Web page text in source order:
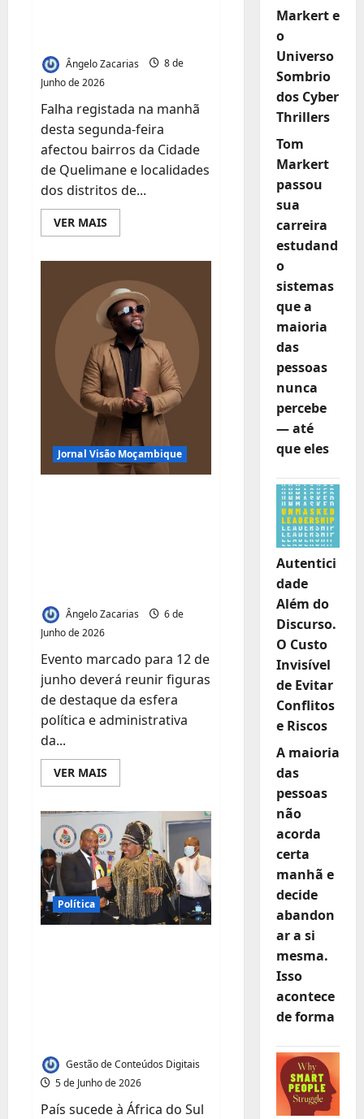
Ângelo Zacarias
8 de
Junho de 2026
Falha registada na manhã
desta segunda-feira
afectou bairros da Cidade
de Quelimane e localidades
dos distritos de...
VER MAIS
mais
Subestação
Intermédia
Deixa
Vastas
Zonas
da
Zambézia
Sem
Energia
Eléctrica
Jornal Visão Moçambique
Ângelo Zacarias
6 de
Junho de 2026
Evento marcado para 12 de
junho deverá reunir figuras
de destaque da esfera
política e administrativa
da...
VER MAIS
mais
Edu
Anuncia
Espetáculo
Especial
Alusivo
ao
Seu
Aniversário
na
Matola
Política
Gestão de Conteúdos Digitais
5 de Junho de 2026
País sucede à África do Sul
Markert e
o
Universo
Sombrio
dos Cyber
Thrillers
Tom
Markert
passou
sua
carreira
estudand
o
sistemas
que a
maioria
das
pessoas
nunca
percebe
— até
que eles
Autentici
dade
Além do
Discurso.
O Custo
Invisível
de Evitar
Conflitos
e Riscos
A maioria
das
pessoas
não
acorda
certa
manhã e
decide
abandon
ar a si
mesma.
Isso
acontece
de forma